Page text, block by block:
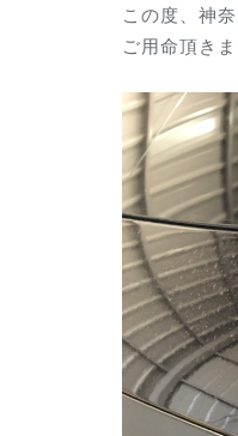
この度、神
ご用命頂き